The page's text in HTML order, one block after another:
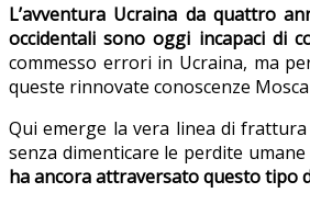
L’avventura Ucraina da quattro
occidentali sono oggi incapaci di
commesso errori in Ucraina, ma
queste rinnovate conoscenze
Qui emerge la vera linea di
senza dimenticare le perdite
ha ancora attraversato questo tipo